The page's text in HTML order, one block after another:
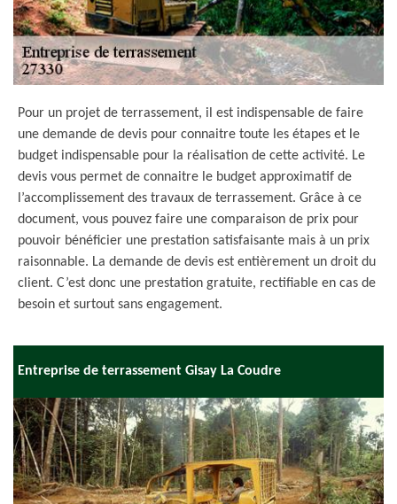
Pour un projet de terrassement, il est indispensable de faire
une demande de devis pour connaitre toute les étapes et le
budget indispensable pour la réalisation de cette activité. Le
devis vous permet de connaitre le budget approximatif de
l’accomplissement des travaux de terrassement. Grâce à ce
document, vous pouvez faire une comparaison de prix pour
pouvoir bénéficier une prestation satisfaisante mais à un prix
raisonnable. La demande de devis est entièrement un droit du
client. C’est donc une prestation gratuite, rectifiable en cas de
besoin et surtout sans engagement.
Entreprise de terrassement Gisay La Coudre